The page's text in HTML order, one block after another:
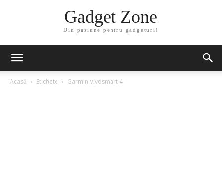
Gadget Zone
Din pasiune pentru gadgeturi!
Acasă Etichete Garmin Vivosmart 4